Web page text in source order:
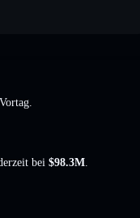
bei $98.3M